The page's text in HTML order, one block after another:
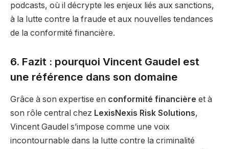
podcasts, où il décrypte les enjeux liés aux sanctions,
à la lutte contre la fraude et aux nouvelles tendances
de la conformité financière.
6. Fazit : pourquoi Vincent Gaudel est
une référence dans son domaine
Grâce à son expertise en conformité financière et à
son rôle central chez LexisNexis Risk Solutions,
Vincent Gaudel s’impose comme une voix
incontournable dans la lutte contre la criminalité